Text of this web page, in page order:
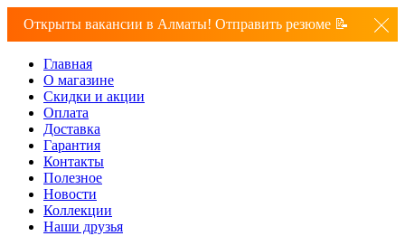
Открыты вакансии в Алматы! Отправить резюме 📝
Главная
О магазине
Скидки и акции
Оплата
Доставка
Гарантия
Контакты
Полезное
Новости
Коллекции
Наши друзья